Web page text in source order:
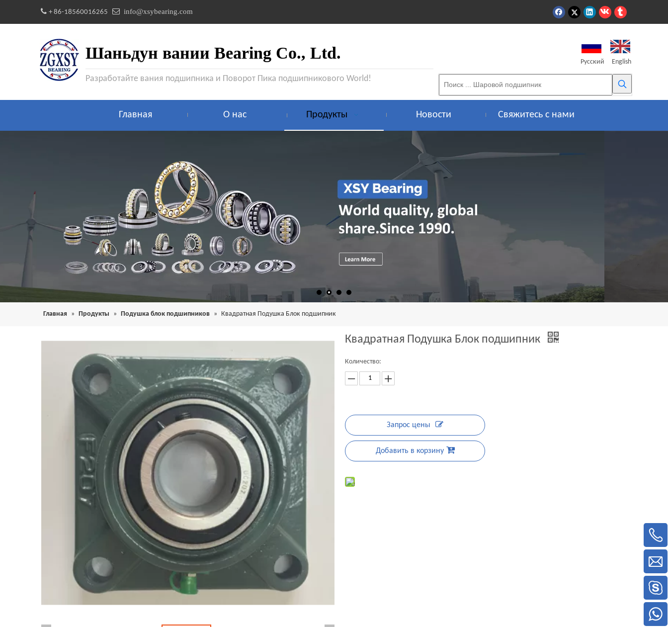
 + 86-18560016265  info@xsybearing.com
Шаньдун вании Bearing Co., Ltd.
Разработайте вания подшипника и Поворот Пика подшипникового World!
Pусский English
Главная О нас Продукты Новости Свяжитесь с нами
Главная » Продукты » Подушка блок подшипников » Квадратная Подушка Блок подшипник
Квадратная Подушка Блок подшипник
Количество:
Запрос цены
Добавить в корзину